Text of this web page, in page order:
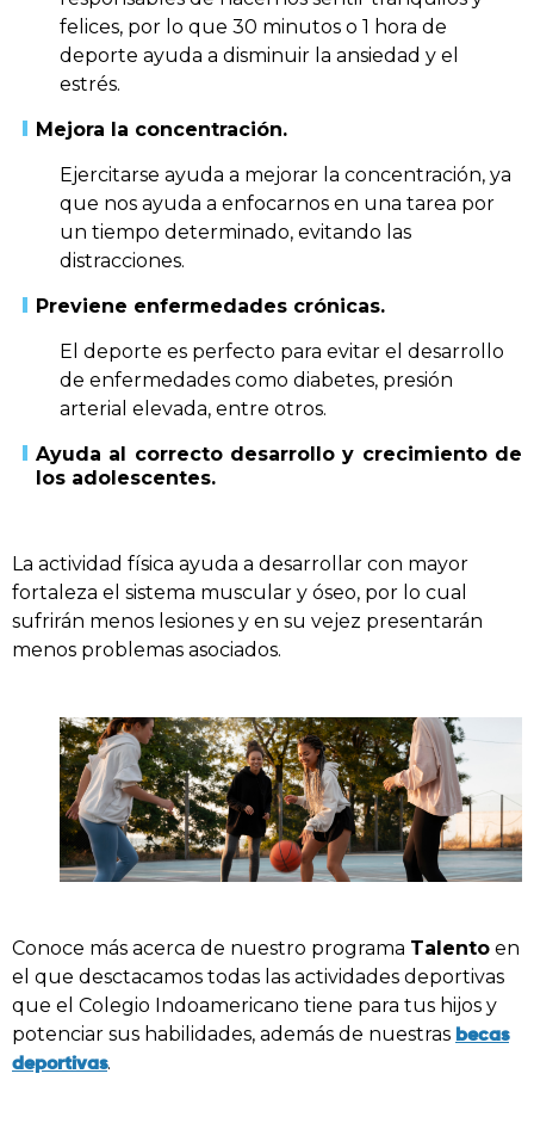
felices, por lo que 30 minutos o 1 hora de
deporte ayuda a disminuir la ansiedad y el
estrés.
Mejora la concentración.
Ejercitarse ayuda a mejorar la concentración, ya
que nos ayuda a enfocarnos en una tarea por
un tiempo determinado, evitando las
distracciones.
Previene enfermedades crónicas.
El deporte es perfecto para evitar el desarrollo
de enfermedades como diabetes, presión
arterial elevada, entre otros.
Ayuda al correcto desarrollo y crecimiento de
los adolescentes.
La actividad física ayuda a desarrollar con mayor
fortaleza el sistema muscular y óseo, por lo cual
sufrirán menos lesiones y en su vejez presentarán
menos problemas asociados.
Conoce más acerca de nuestro programa Talento en
el que desctacamos todas las actividades deportivas
que el Colegio Indoamericano tiene para tus hijos y
potenciar sus habilidades, además de nuestras becas
deportivas.